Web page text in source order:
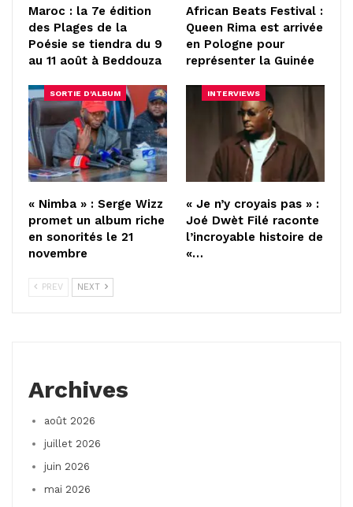
Maroc : la 7e édition
des Plages de la
Poésie se tiendra du 9
au 11 août à Beddouza
African Beats Festival :
Queen Rima est arrivée
en Pologne pour
représenter la Guinée
SORTIE D'ALBUM
« Nimba » : Serge Wizz
promet un album riche
en sonorités le 21
novembre
INTERVIEWS
« Je n’y croyais pas » :
Joé Dwèt Filé raconte
l’incroyable histoire de
«…
PREV NEXT
Archives
août 2026
juillet 2026
juin 2026
mai 2026